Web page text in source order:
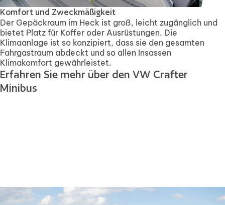
Komfort und Zweckmäßigkeit
Der Gepäckraum im Heck ist groß, leicht zugänglich und
bietet Platz für Koffer oder Ausrüstungen. Die
Klimaanlage ist so konzipiert, dass sie den gesamten
Fahrgastraum abdeckt und so allen Insassen
Klimakomfort gewährleistet.
Erfahren Sie mehr über den VW Crafter
Minibus